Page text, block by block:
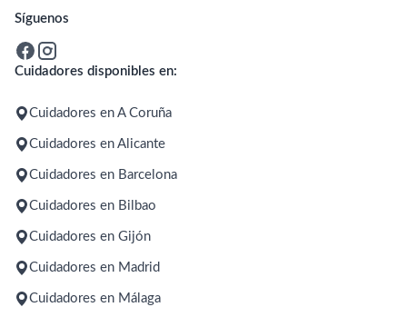
Síguenos
Cuidadores disponibles en:
Cuidadores en A Coruña
Cuidadores en Alicante
Cuidadores en Barcelona
Cuidadores en Bilbao
Cuidadores en Gijón
Cuidadores en Madrid
Cuidadores en Málaga